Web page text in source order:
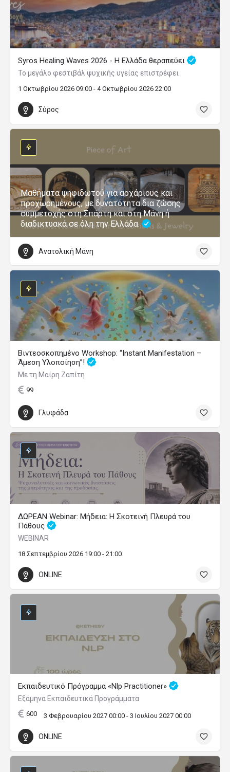
Syros Healing Waves 2026 - Η Ελλάδα θεραπεύει
Το μεγάλο φεστιβάλ ψυχικής υγείας επιστρέφει
1 Οκτωβρίου 2026 09:00 - 4 Οκτωβρίου 2026 22:00
Σύρος
Μαθήματα ψηφιδωτού για αρχάριους και
προχωρημένους, με δυνατότητα δια ζώσης
συμμετοχής στη Σπάρτη και στη Μάνη ή
διαδικτυακά σε όλη την Ελλάδα.
Ανατολική Μάνη
Βιντεοσκοπημένο Workshop: “Instant Manifestation –
Άμεση Υλοποίηση”!
Με τη Μαίρη Ζαπίτη
99
Γλυφάδα
ΔΩΡΕΑΝ Webinar: Μήδεια: Η Σκοτεινή Πλευρά του
Πάθους
WEBINAR
18 Σεπτεμβρίου 2026 19:00 - 21:00
ONLINE
Εκπαιδευτικό Πρόγραμμα «Nlp Practitioner»
Εξάμηνα Εκπαιδευτικά Προγράμματα
600 3 Φεβρουαρίου 2027 00:00 - 3 Ιουλίου 2027 00:00
ONLINE